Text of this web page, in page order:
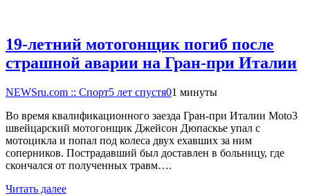
19-летний мотогонщик погиб после
страшной аварии на Гран-при Италии
NEWSru.com :: Спорт5 лет спустя01 минуты
Во время квалификационного заезда Гран-при Италии Moto3
швейцарский мотогонщик Джейсон Дюпаскье упал с
мотоцикла и попал под колеса двух ехавших за ним
соперников. Пострадавший был доставлен в больницу, где
скончался от полученных травм….
Читать далее